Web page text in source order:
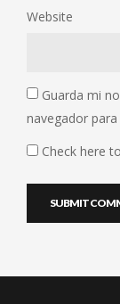
Website
Guarda mi
navegador
Check here